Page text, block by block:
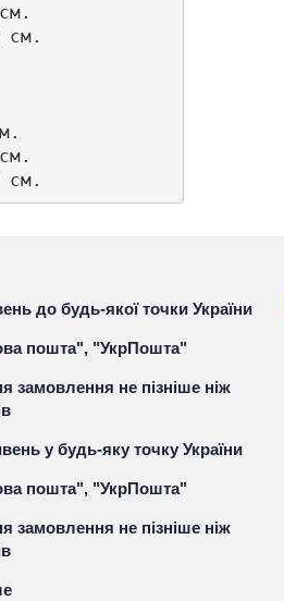
см.
см.
до будь-якої точки України
пошта", "УкрПошта"
замовлення не пізніше ніж
у будь-яку точку України
пошта", "УкрПошта"
замовлення не пізніше ніж